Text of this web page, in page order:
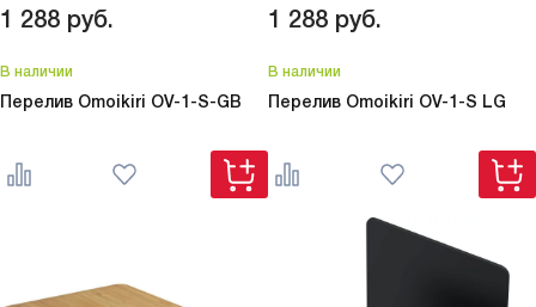
1 288 руб.
В наличии
Перелив Omoikiri OV-1-S-GB
1 288 руб.
В наличии
Перелив Omoikiri OV-1-S LG